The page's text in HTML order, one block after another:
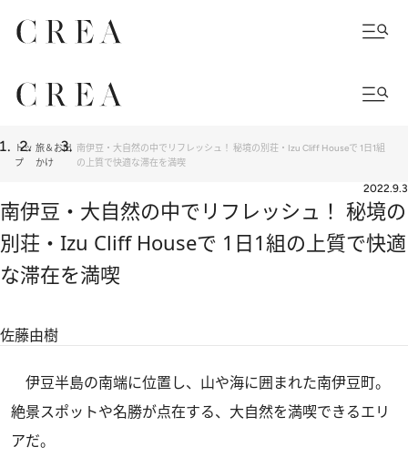
トッ
プ
旅＆お出
かけ
南伊豆・大自然の中でリフレッシュ！ 秘境の別荘・Izu Cliff Houseで 1日1組
の上質で快適な滞在を満喫
2022.9.3
南伊豆・大自然の中でリフレッシュ！ 秘境の
別荘・Izu Cliff Houseで 1日1組の上質で快適
な滞在を満喫
佐藤由樹
伊豆半島の南端に位置し、山や海に囲まれた南伊豆町。
絶景スポットや名勝が点在する、大自然を満喫できるエリ
アだ。